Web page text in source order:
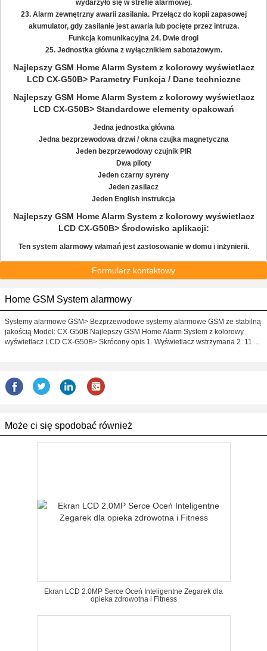
wydarzyło się w strefie alarmowej.
23. Alarm zewnętrzny awarii zasilania. Przełącz do kopii zapasowej
akumulator, gdy zasilanie jest awaria lub pocięte przez intruza.
Funkcja komunikacyjna 24. Dwie drogi
25. Jednostka główna z wyłącznikiem sabotażowym.
Najlepszy GSM Home Alarm System z kolorowy wyświetlacz
LCD CX-G50B> Parametry Funkcja / Dane techniczne
Najlepszy GSM Home Alarm System z kolorowy wyświetlacz
LCD CX-G50B> Standardowe elementy opakowań
Jedna jednostka główna
Jedna bezprzewodowa drzwi / okna czujka magnetyczna
Jeden bezprzewodowy czujnik PIR
Dwa piloty
Jeden czarny syreny
Jeden zasilacz
Jeden English instrukcja
Najlepszy GSM Home Alarm System z kolorowy wyświetlacz
LCD CX-G50B> Środowisko aplikacji:
Ten system alarmowy włamań jest zastosowanie w domu i inżynierii.
Formularz kontaktowy
Home GSM System alarmowy
Systemy alarmowe GSM> Bezprzewodowe systemy alarmowe GSM ze stabilną
jakością Model: CX-G50B Najlepszy GSM Home Alarm System z kolorowy
wyświetlacz LCD CX-G50B> Skrócony opis 1. Wyświetlacz wstrzymana 2. 11 ...
Może ci się spodobać również
Ekran LCD 2.0MP Serce Oceń Inteligentne Zegarek dla
opieka zdrowotna i Fitness